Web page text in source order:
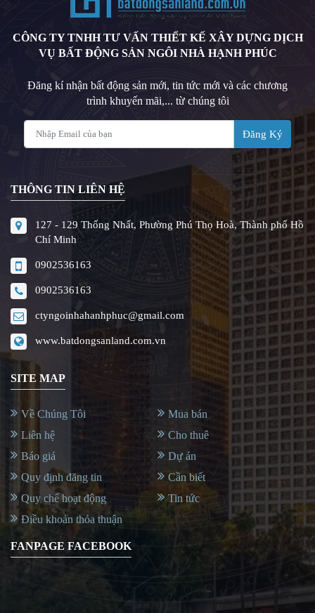
CÔNG TY TNHH TƯ VẤN THIẾT KẾ XÂY DỰNG DỊCH
VỤ BẤT ĐỘNG SẢN NGÔI NHÀ HẠNH PHÚC
Đăng kí nhận bất động sản mới, tin tức mới và các chương
trình khuyến mãi,... từ chúng tôi
Đăng Ký
THÔNG TIN LIÊN HỆ
127 - 129 Thống Nhất, Phường Phú Thọ Hoà, Thành phố Hồ
Chí Minh
0902536163
0902536163
ctyngoinhahanhphuc@gmail.com
www.batdongsanland.com.vn
SITE MAP
Về Chúng Tôi
Liên hệ
Báo giá
Quy định đăng tin
Quy chế hoạt động
Điều khoản thỏa thuận
Mua bán
Cho thuê
Dự án
Cần biết
Tin tức
FANPAGE FACEBOOK